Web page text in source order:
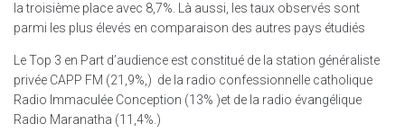
la troisième place avec 8,7%. Là aussi, les taux observés sont
parmi les plus élevés en comparaison des autres pays étudiés
Le Top 3 en Part d’audience est constitué de la station généraliste
privée CAPP FM (21,9%,) de la radio confessionnelle catholique
Radio Immaculée Conception (13% )et de la radio évangélique
Radio Maranatha (11,4%.)